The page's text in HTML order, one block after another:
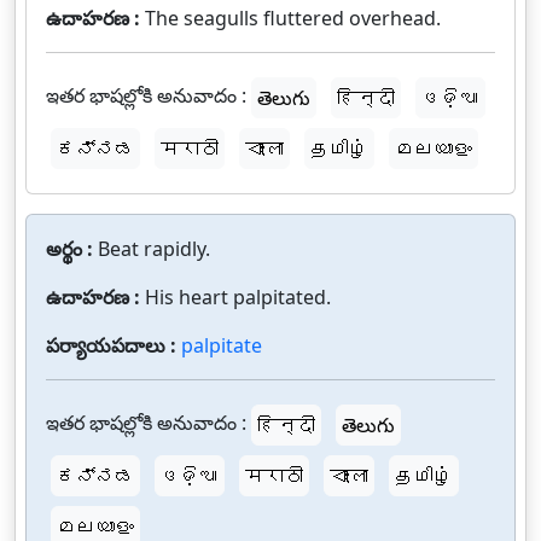
ఉదాహరణ : The seagulls fluttered overhead.
ఇతర భాషల్లోకి అనువాదం : తెలుగు हिन्दी
ଓଡ଼ିଆ
ಕನ್ನಡ
मराठी বাংলা தமிழ் മലയാളം
అర్థం : Beat rapidly.
ఉదాహరణ : His heart palpitated.
పర్యాయపదాలు : palpitate
ఇతర భాషల్లోకి అనువాదం : हिन्दी
తెలుగు
ಕನ್ನಡ
ଓଡ଼ିଆ मराठी বাংলা
தமிழ்
മലയാളം